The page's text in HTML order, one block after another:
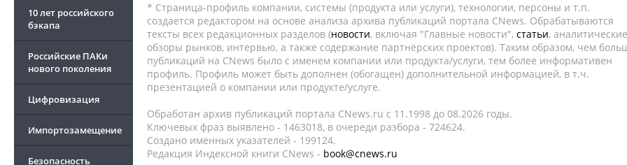
10 лет российского
бэкапа
Российские ПАКи
нового поколения
Цифровизация
Импортозамещение
Безопасность
* Страница-профиль компании, системы (продукта или услуги), технологии, персоны и т.п.
создается редактором на основе анализа архива публикаций портала CNews. Обрабатываются
тексты всех редакционных разделов (новости, включая "Главные новости", статьи, аналитические
обзоры рынков, интервью, а также содержание партнёрских проектов). Таким образом, чем
публикаций на CNews было с именем компании или продукта/услуги, тем более информативен
профиль. Профиль может быть дополнен (обогащен) дополнительной информацией, в т.ч.
презентацией о компании или продукте/услуге.
Обработан архив публикаций портала CNews.ru c 11.1998 до 08.2026 годы.
Ключевых фраз выявлено - 1463018, в очереди разбора - 724624.
Создано именных указателей - 199124.
Редакция Индексной книги CNews - book@cnews.ru